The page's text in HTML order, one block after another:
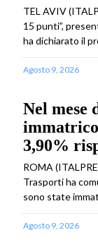
TEL AVIV
15 punti”,
ha dichiarato il
Agosto 9, 2026
Nel mese
3,90%
ROMA
Trasporti ha
sono state
Agosto 9, 2026